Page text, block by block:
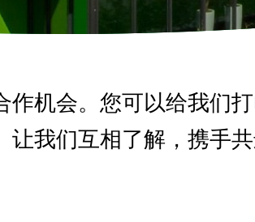
机会。您可以给我们
我们互相了解，携手共